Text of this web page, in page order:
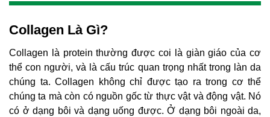
Collagen Là Gì?
Collagen là protein thường được coi là giàn giáo của cơ
thể con người, và là cấu trúc quan trọng nhất trong làn da
chúng ta. Collagen không chỉ được tạo ra trong cơ thể
chúng ta mà còn có nguồn gốc từ thực vật và động vật. Nó
có ở dạng bôi và dạng uống được. Ở dạng bôi ngoài da,